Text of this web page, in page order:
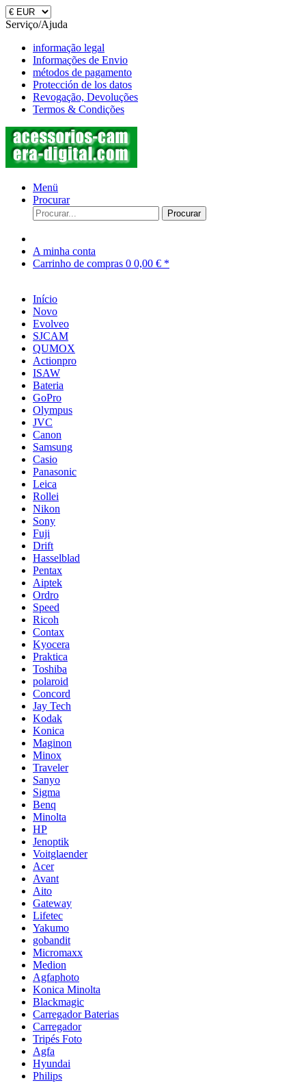
Serviço/Ajuda
informação legal
Informações de Envio
métodos de pagamento
Protección de los datos
Revogação, Devoluções
Termos & Condições
Menü
Procurar
Procurar
A minha conta
Carrinho de compras 0 0,00 € *
Início
Novo
Evolveo
SJCAM
QUMOX
Actionpro
ISAW
Bateria
GoPro
Olympus
JVC
Canon
Samsung
Casio
Panasonic
Leica
Rollei
Nikon
Sony
Fuji
Drift
Hasselblad
Pentax
Aiptek
Ordro
Speed
Ricoh
Contax
Kyocera
Praktica
Toshiba
polaroid
Concord
Jay Tech
Kodak
Konica
Maginon
Minox
Traveler
Sanyo
Sigma
Benq
Minolta
HP
Jenoptik
Voitglaender
Acer
Avant
Aito
Gateway
Lifetec
Yakumo
gobandit
Micromaxx
Medion
Agfaphoto
Konica Minolta
Blackmagic
Carregador Baterias
Carregador
Tripés Foto
Agfa
Hyundai
Philips